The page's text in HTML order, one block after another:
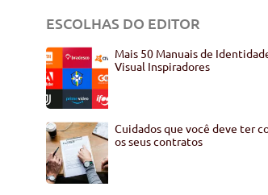
ESCOLHAS DO EDITOR
Mais 50 Manuais de
Visual Inspiradores
Cuidados que você deve ter
os seus contratos